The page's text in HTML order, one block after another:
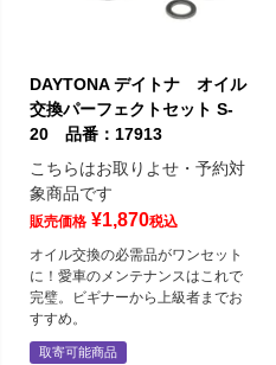
DAYTONA デイトナ オイル
交換パーフェクトセット S-
20 品番：17913
こちらはお取りよせ・予約対
象商品です
販売価格 ¥1,870税込
オイル交換の必需品がワンセット
に！愛車のメンテナンスはこれで
完璧。ビギナーから上級者までお
すすめ。
取寄可能商品